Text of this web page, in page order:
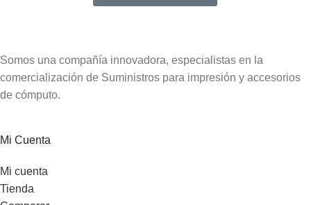
Somos una compañía innovadora, especialistas en la
comercialización de Suministros para impresión y accesorios
de cómputo.
Mi Cuenta
Mi cuenta
Tienda